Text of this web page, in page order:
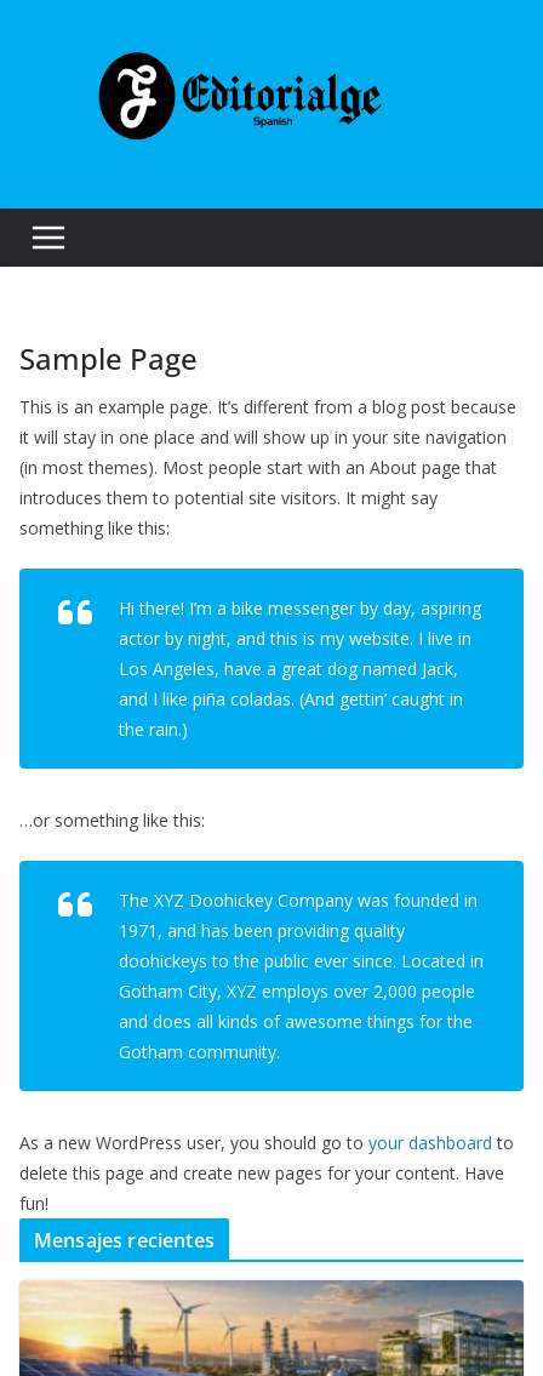
Sample Page
This is an example page. It’s different from a blog post because
it will stay in one place and will show up in your site navigation
(in most themes). Most people start with an About page that
introduces them to potential site visitors. It might say
something like this:
Hi there! I’m a bike messenger by day, aspiring
actor by night, and this is my website. I live in
Los Angeles, have a great dog named Jack,
and I like piña coladas. (And gettin’ caught in
the rain.)
…or something like this:
The XYZ Doohickey Company was founded in
1971, and has been providing quality
doohickeys to the public ever since. Located in
Gotham City, XYZ employs over 2,000 people
and does all kinds of awesome things for the
Gotham community.
As a new WordPress user, you should go to your dashboard to
delete this page and create new pages for your content. Have
fun!
Mensajes recientes